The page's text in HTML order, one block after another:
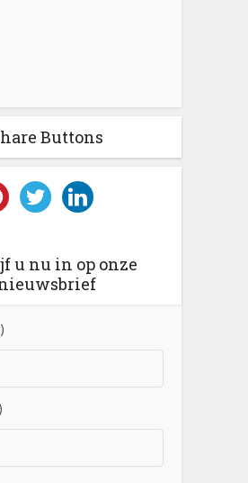
Buttons
u nu in op onze